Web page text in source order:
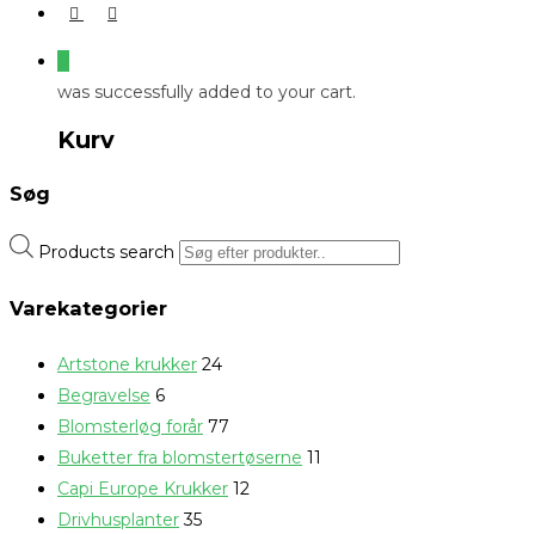
was successfully added to your cart.
Kurv
Søg
Products search
Varekategorier
Artstone krukker 24
Begravelse 6
Blomsterløg forår 77
Buketter fra blomstertøserne 11
Capi Europe Krukker 12
Drivhusplanter 35